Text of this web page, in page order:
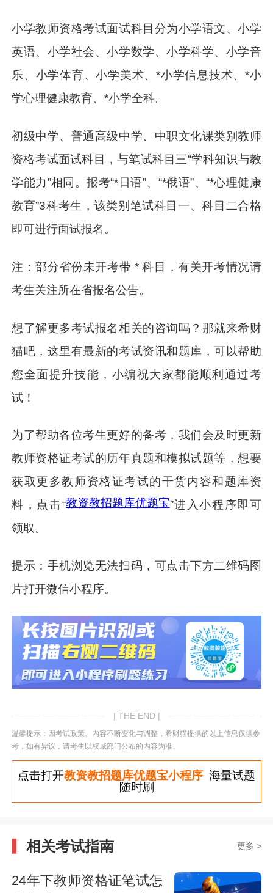
小学教师资格考试面试科目分为小学语文、小学
英语、小学社会、小学数学、小学科学、小学音
乐、小学体育、小学美术、*小学信息技术、*小
学心理健康教育、*小学全科。
初级中学、普通高级中学、中职文化课类别教师
资格考试面试科目，与笔试科目三“学科知识与教
学能力”相同。报考“*日语”、“*俄语”、“*心理健康
教育”3科考生，该类别笔试科目一、科目二合格
即可进行面试报名。
注：部分省份未开考带 * 科目，有关开考情况请
考生关注所在省报名公告。
想了解更多考试报名相关的咨询吗？那就来希财
猫吧，这里有最新的考试资讯和题库，可以帮助
您全面提升技能，小编祝大家都能顺利通过考
试！
为了帮助各位考生更好的备考，我们会及时更新
教师资格证考试的历年真题和模拟试题等，想要
获取更多教师资格证考试的干货内容和题库资
料，点击“教资教招题库优题宝”进入小程序即可
领取。
提示：手机浏览无法扫码，可点击下方二维码图
片打开微信小程序。
| THE END |
温馨提示：因考试政策、内容不断变化与调整，希财猫提供的以上信息仅供参
考，如有异议，请考生以权威部门公布的内容为准。
点击打开教资教招题库优题宝小程序 海量试题
随时刷
相关考试指南 更多 >
24年下教师资格证笔试怎